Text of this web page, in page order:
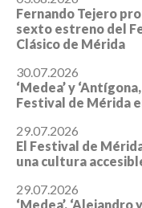
Fernando Tejero
sexto estreno del
Clásico de Mérida
30.07.2026
‘Medea’ y
Festival de Mérida
29.07.2026
El Festival de
una cultura
29.07.2026
‘Medea’, ‘Alejandro